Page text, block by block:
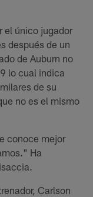
el único jugador
después de un
de Auburn no
lo cual indica
de su
no es el mismo
conoce mejor
Ha
Carlson